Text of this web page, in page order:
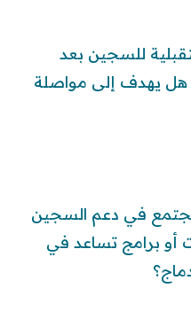
للسجين بعد
هل يهدف إلى مواصلة
في دعم السجين
أو برامج تساعد في